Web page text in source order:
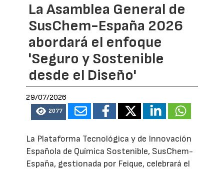
La Asamblea General de
SusChem-España 2026
abordará el enfoque
'Seguro y Sostenible
desde el Diseño'
29/07/2026
2077
La Plataforma Tecnológica y de Innovación
Española de Química Sostenible, SusChem-
España, gestionada por Feique, celebrará el